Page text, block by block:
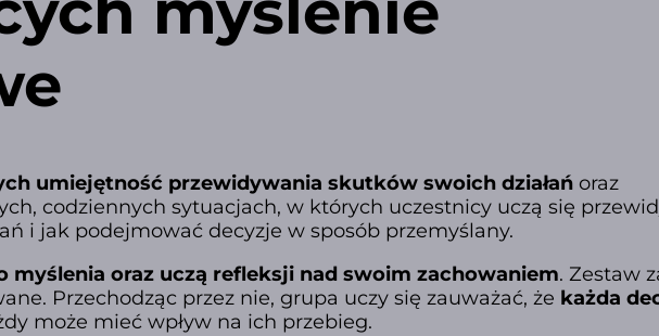
umiejętność przewidywania skutków swoich działańoraz
codziennych sytuacjach, w których uczestnicy uczą się
i jak podejmować decyzje w sposób przemyślany.
myślenia oraz uczą refleksji nad swoim zachowaniem. Zestaw
Przechodząc przez nie, grupa uczy się zauważać, że każda
może mieć wpływ na ich przebieg.